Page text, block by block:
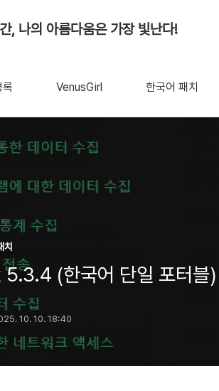
, 나의 아름다움은 가장 빛난다!
록 VenusGirl 한국어 패치
치
GTweak 5.3.4 (한국어
10. 10. 18:40